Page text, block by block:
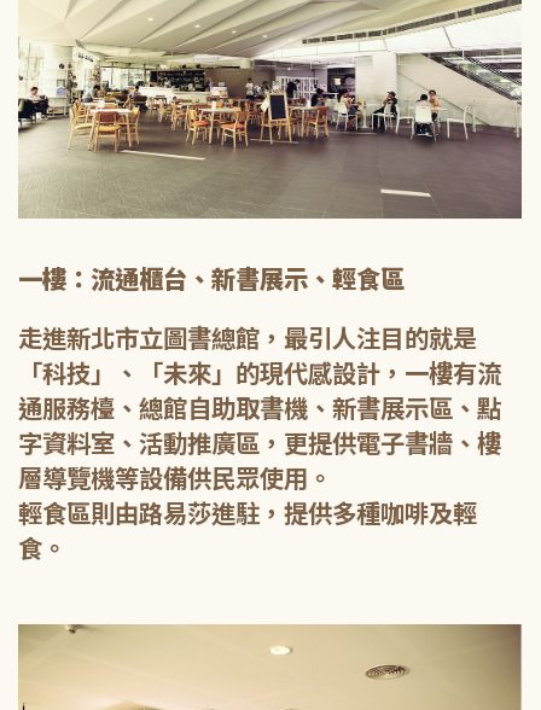
一樓：流通櫃台、新書展示、輕食區
走進新北市立圖書總館，最引人注目的就是
「科技」、「未來」的現代感設計，一樓有流
通服務檯、總館自助取書機、新書展示區、點
字資料室、活動推廣區，更提供電子書牆、樓
層導覽機等設備供民眾使用。
輕食區則由路易莎進駐，提供多種咖啡及輕
食。